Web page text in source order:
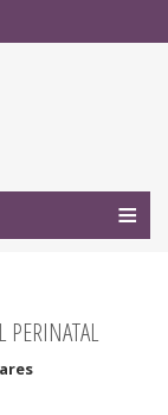
PERINATAL